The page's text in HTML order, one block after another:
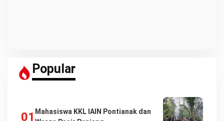
Popular
Mahasiswa KKL IAIN Pontianak dan